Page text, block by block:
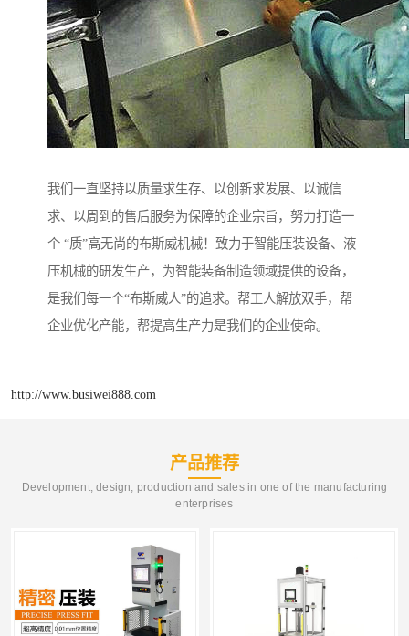
我们一直坚持以质量求生存、以创新求发展、以诚信
求、以周到的售后服务为保障的企业宗旨，努力打造一
个 “质”高无尚的布斯威机械！致力于智能压装设备、液
压机械的研发生产，为智能装备制造领域提供的设备，
是我们每一个“布斯威人”的追求。帮工人解放双手，帮
企业优化产能，帮提高生产力是我们的企业使命。
http://www.busiwei888.com
产品推荐
Development, design, production and sales in one of the manufacturing
enterprises